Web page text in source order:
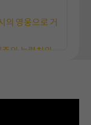
의 영웅으로 거
의 능력치와